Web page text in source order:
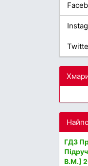
ГДЗ
В.М.]